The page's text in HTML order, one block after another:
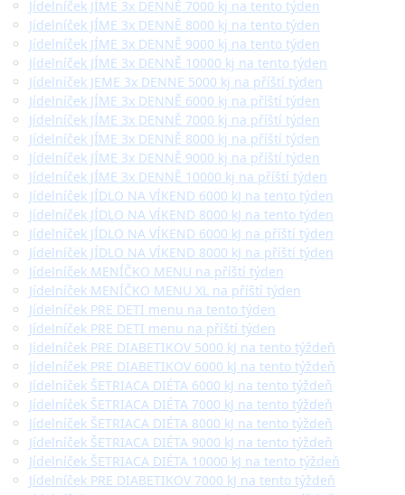
Jídelníček JÍME 3x DENNĚ 7000 kj na tento týden
Jídelníček JÍME 3x DENNĚ 8000 kj na tento týden
Jídelníček JÍME 3x DENNĚ 9000 kj na tento týden
Jídelníček JÍME 3x DENNĚ 10000 kj na tento týden
Jídelníček JEME 3x DENNE 5000 kj na příští týden
Jídelníček JÍME 3x DENNĚ 6000 kj na příští týden
Jídelníček JÍME 3x DENNĚ 7000 kj na příští týden
Jídelníček JÍME 3x DENNĚ 8000 kj na příští týden
Jídelníček JÍME 3x DENNĚ 9000 kj na příští týden
Jídelníček JÍME 3x DENNĚ 10000 kj na příští týden
Jídelníček JÍDLO NA VÍKEND 6000 kJ na tento týden
Jídelníček JÍDLO NA VÍKEND 8000 kJ na tento týden
Jídelníček JÍDLO NA VÍKEND 6000 kJ na příští týden
Jídelníček JÍDLO NA VÍKEND 8000 kJ na příští týden
Jídelníček MENÍČKO MENU na příští týden
Jídelníček MENÍČKO MENU XL na příští týden
Jídelníček PRE DETI menu na tento týden
Jídelníček PRE DETI menu na příští týden
Jídelníček PRE DIABETIKOV 5000 kJ na tento týždeň
Jídelníček PRE DIABETIKOV 6000 kJ na tento týždeň
Jídelníček ŠETRIACA DIÉTA 6000 kJ na tento týždeň
Jídelníček ŠETRIACA DIÉTA 7000 kJ na tento týždeň
Jídelníček ŠETRIACA DIÉTA 8000 kJ na tento týždeň
Jídelníček ŠETRIACA DIÉTA 9000 kJ na tento týždeň
Jídelníček ŠETRIACA DIÉTA 10000 kJ na tento týždeň
Jídelníček PRE DIABETIKOV 7000 kJ na tento týždeň